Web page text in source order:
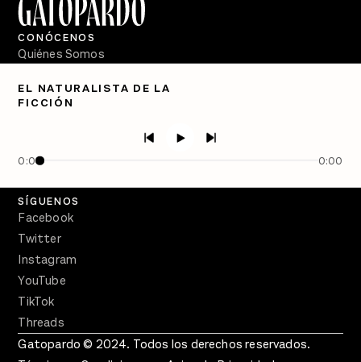
EL NATURALISTA DE LA
FICCIÓN
0:00 0:00
CONÓCENOS
Quiénes Somos
PÓDCASTS
Crecer en Distopía
SÍGUENOS
Facebook
Twitter
Instagram
YouTube
TikTok
Threads
Gatopardo © 2024. Todos los derechos reservados.